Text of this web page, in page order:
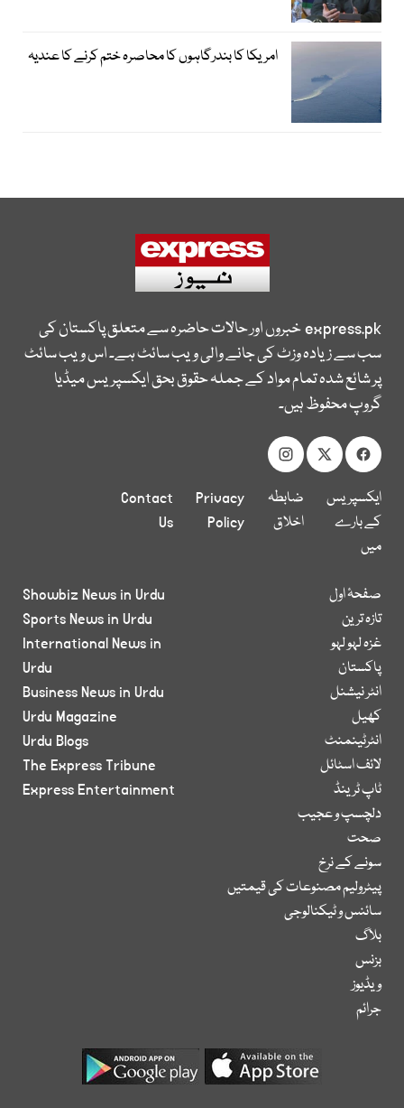
امریکا کا بندرگاہوں کا محاصرہ ختم کرنے کا عندیہ
express.pkخبروں اور حالات حاضرہ سے متعلق پاکستان کی
سب سے زیادہ وزٹ کی جانے والی ویب سائٹ ہے۔ اس ویب سائٹ
پر شائع شدہ تمام مواد کے جملہ حقوق بحق ایکسپریس میڈیا
گروپ محفوظ ہیں۔
ایکسپریس
کے بارے
میں
ضابطہ
اخلاق
Privacy
Policy
Contact
Us
صفحۂ اول
تازہ ترین
غزہ لہو لہو
پاکستان
انٹر نیشنل
کھیل
انٹرٹینمنٹ
لائف اسٹائل
ٹاپ ٹرینڈ
دلچسپ و عجیب
صحت
سونے کے نرخ
پیٹرولیم مصنوعات کی قیمتیں
سائنس و ٹیکنالوجی
بلاگ
بزنس
ویڈیوز
جرائم
Showbiz News in Urdu
Sports News in Urdu
International News in
Urdu
Business News in Urdu
Urdu Magazine
Urdu Blogs
The Express Tribune
Express Entertainment